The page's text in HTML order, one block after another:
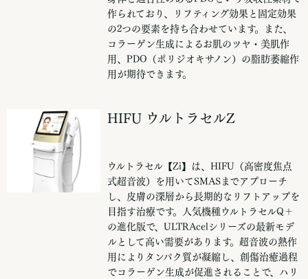
作られており、リフティング効果と固定効果
の2つの要素を持ち合わせています。また、
コラーゲン生成によるお肌のツヤ・美肌作
用、PDO（ポリジオキサノン）の脂肪萎縮作
用が期待できます。
HIFU ウルトラセルZ
ウルトラセル【Zi】は、HIFU（高密度焦点
式超音波）を用いてSMASまでアプローチ
し、皮膚の深層から長期的なリフトアップを
目指す治療です。人気機種ウルトラセルQ＋
の進化版で、ULTRAcelシリーズの最新モデ
ルとして高い需要があります。超音波の熱作
用によりタンパク質が凝縮し、創傷治癒過程
でコラーゲン生成が促進されることで、ハリ